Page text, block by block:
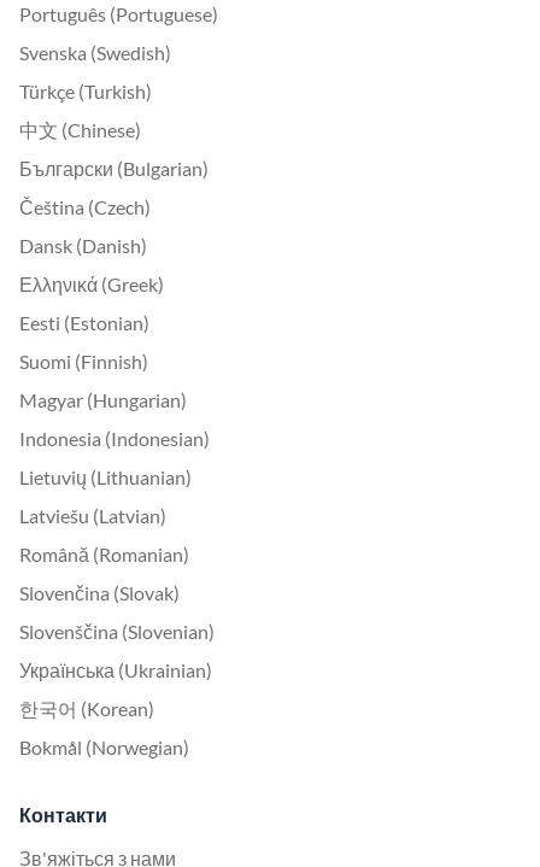
Português (Portuguese)
Svenska (Swedish)
Türkçe (Turkish)
中文 (Chinese)
Български (Bulgarian)
Čeština (Czech)
Dansk (Danish)
Ελληνικά (Greek)
Eesti (Estonian)
Suomi (Finnish)
Magyar (Hungarian)
Indonesia (Indonesian)
Lietuvių (Lithuanian)
Latviešu (Latvian)
Română (Romanian)
Slovenčina (Slovak)
Slovenščina (Slovenian)
Українська (Ukrainian)
한국어 (Korean)
Bokmål (Norwegian)
Контакти
Зв'яжіться з нами